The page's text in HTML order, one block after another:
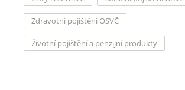
Zdravotní pojištění OSVČ
Životní pojištění a penzijní produkty